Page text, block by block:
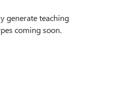
generate teaching
coming soon.